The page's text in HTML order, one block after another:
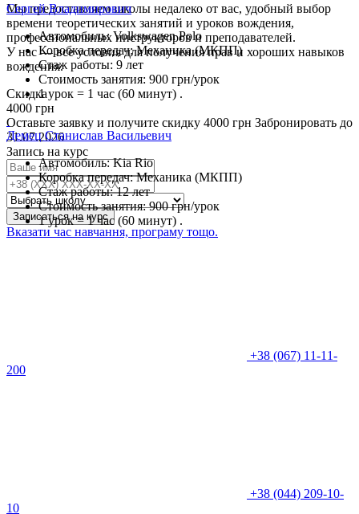
Сергей Владимирович
Автомобиль: Volkswagen Polo
Коробка передач: Механика (МКПП)
Стаж работы: 9 лет
Стоимость занятия: 900 грн/урок
1 урок = 1 час (60 минут) .
Демец Станислав Васильевич
Автомобиль: Kia Rio
Коробка передач: Механика (МКПП)
Стаж работы: 12 лет
Стоимость занятия: 900 грн/урок
1 урок = 1 час (60 минут) .
Мы предоставляем школы недалеко от вас, удобный выбор
времени теоретических занятий и уроков вождения,
профессиональных инструкторов и преподавателей.
У нас — все условия для получения прав и хороших навыков
вождения.
Скидка
4000 грн
Оставьте заявку и получите скидку 4000 грн Забронировать до
31.07.2026
Запись на курс
Записаться на курс
Вказати час навчання, програму тощо.
+38 (067) 11-11-
200
+38 (044) 209-10-
10